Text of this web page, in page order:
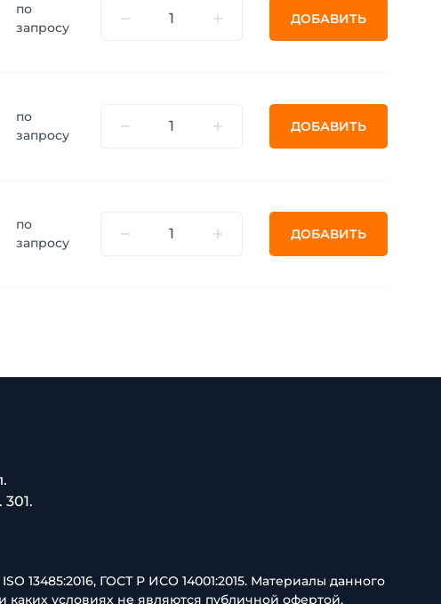
по
запросу
ДОБАВИТЬ
по
запросу
ДОБАВИТЬ
по
запросу
ДОБАВИТЬ
13485:2016, ГОСТ Р ИСО 14001:2015. Материалы данного
условиях не являются публичной офертой,